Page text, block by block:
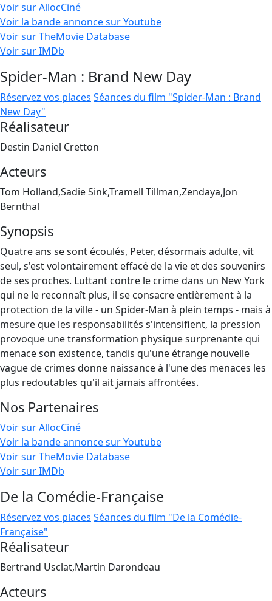
Voir sur AllocCiné
Voir la bande annonce sur Youtube
Voir sur TheMovie Database
Voir sur IMDb
Spider-Man : Brand New Day
Réservez vos places Séances du film "Spider-Man : Brand
New Day"
Réalisateur
Destin Daniel Cretton
Acteurs
Tom Holland,Sadie Sink,Tramell Tillman,Zendaya,Jon
Bernthal
Synopsis
Quatre ans se sont écoulés, Peter, désormais adulte, vit
seul, s'est volontairement effacé de la vie et des souvenirs
de ses proches. Luttant contre le crime dans un New York
qui ne le reconnaît plus, il se consacre entièrement à la
protection de la ville - un Spider-Man à plein temps - mais à
mesure que les responsabilités s'intensifient, la pression
provoque une transformation physique surprenante qui
menace son existence, tandis qu'une étrange nouvelle
vague de crimes donne naissance à l'une des menaces les
plus redoutables qu'il ait jamais affrontées.
Nos Partenaires
Voir sur AllocCiné
Voir la bande annonce sur Youtube
Voir sur TheMovie Database
Voir sur IMDb
De la Comédie-Française
Réservez vos places Séances du film "De la Comédie-
Française"
Réalisateur
Bertrand Usclat,Martin Darondeau
Acteurs